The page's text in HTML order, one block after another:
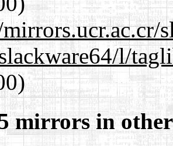
l/
mirrors in